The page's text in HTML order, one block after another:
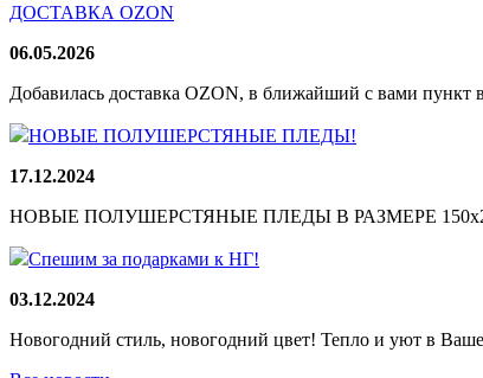
ДОСТАВКА OZON
06.05.2026
Добавилась доставка OZON, в ближайший с вами
НОВЫЕ ПОЛУШЕРСТЯНЫЕ ПЛЕДЫ!
17.12.2024
НОВЫЕ ПОЛУШЕРСТЯНЫЕ ПЛЕДЫ В РАЗМЕРЕ
Спешим за подарками к НГ!
03.12.2024
Новогодний стиль, новогодний цвет! Тепло и уют в